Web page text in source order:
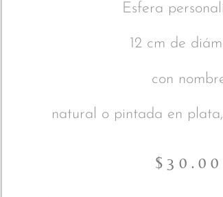
Esfera
12 cm de
con
natural o pintada en
$ 30.00